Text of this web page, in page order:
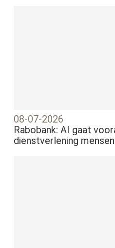
08-07-2026
Rabobank: AI gaat
dienstverlening